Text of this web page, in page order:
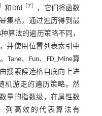
］和Dfd［7
，它们将函数
集格，通过遍历得到最
算法的遍历策略不同，
并使用位置列表索引中
、Fun、FD_Mine算
搜索候选格自底向上进
机游走的遍历策略。然
量的指数级，在属性数
列高效的代表算法有